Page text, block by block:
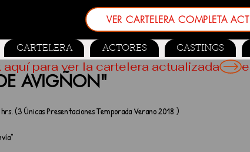
VER CARTELERA COMPLETA
CARTELERA ACTORES CASTINGS
AVIGÑON"
(3 Únicas Presentaciones Temporada Verano 2018 )
para ver la cartelera actualizada